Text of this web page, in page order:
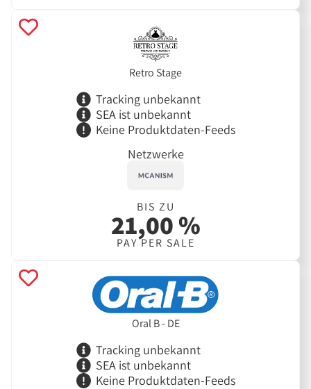
Retro Stage
Tracking unbekannt
SEA ist unbekannt
Keine Produktdaten-Feeds
Netzwerke
BIS ZU
21,00 %
PAY PER SALE
Oral B - DE
Tracking unbekannt
SEA ist unbekannt
Keine Produktdaten-Feeds